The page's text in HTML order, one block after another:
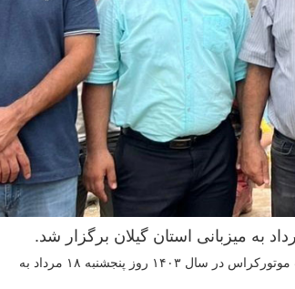
به گزارش روابط عمومی فدراسیون موتورسواری و اتومبیلرانی، دومین مرحله مسابقات موتورکراس در سال ۱۴۰۳ روز پنجشنبه ۱۸ مرداد به